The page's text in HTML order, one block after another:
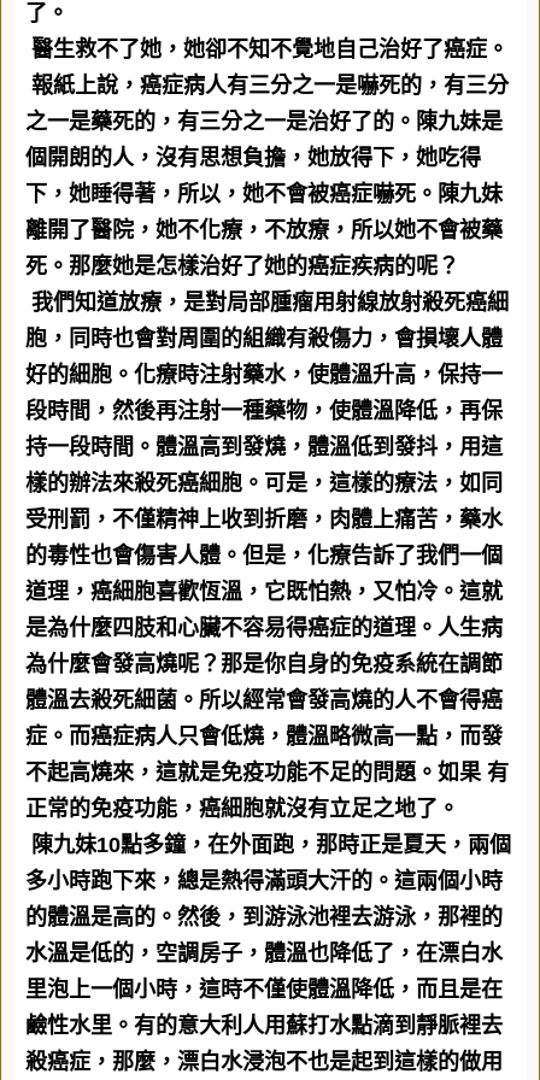
了。
醫生救不了她，她卻不知不覺地自己治好了癌症。
報紙上說，癌症病人有三分之一是嚇死的，有三分
之一是藥死的，有三分之一是治好了的。陳九妹是
個開朗的人，沒有思想負擔，她放得下，她吃得
下，她睡得著，所以，她不會被癌症嚇死。陳九妹
離開了醫院，她不化療，不放療，所以她不會被藥
死。那麼她是怎樣治好了她的癌症疾病的呢？
我們知道放療，是對局部腫瘤用射線放射殺死癌細
胞，同時也會對周圍的組織有殺傷力，會損壞人體
好的細胞。化療時注射藥水，使體溫升高，保持一
段時間，然後再注射一種藥物，使體溫降低，再保
持一段時間。體溫高到發燒，體溫低到發抖，用這
樣的辦法來殺死癌細胞。可是，這樣的療法，如同
受刑罰，不僅精神上收到折磨，肉體上痛苦，藥水
的毒性也會傷害人體。但是，化療告訴了我們一個
道理，癌細胞喜歡恆溫，它既怕熱，又怕冷。這就
是為什麼四肢和心臟不容易得癌症的道理。人生病
為什麼會發高燒呢？那是你自身的免疫系統在調節
體溫去殺死細菌。所以經常會發高燒的人不會得癌
症。而癌症病人只會低燒，體溫略微高一點，而發
不起高燒來，這就是免疫功能不足的問題。如果 有
正常的免疫功能，癌細胞就沒有立足之地了。
陳九妹10點多鐘，在外面跑，那時正是夏天，兩個
多小時跑下來，總是熱得滿頭大汗的。這兩個小時
的體溫是高的。然後，到游泳池裡去游泳，那裡的
水溫是低的，空調房子，體溫也降低了，在漂白水
里泡上一個小時，這時不僅使體溫降低，而且是在
鹼性水里。有的意大利人用蘇打水點滴到靜脈裡去
殺癌症，那麼，漂白水浸泡不也是起到這樣的做用